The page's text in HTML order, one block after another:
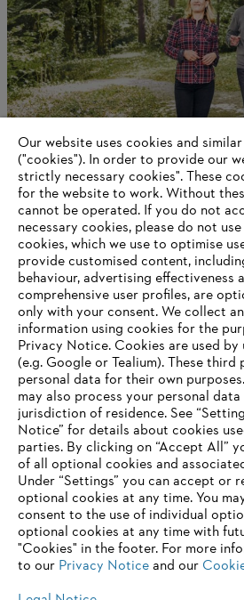
Świat marki STIHL
Information for suppliers
Products
Contact
Career
Whistleblower system
Our website uses cookies and
("cookies"). In order to provide our
strictly necessary cookies". These
for the website to work. Without
‎cannot be operated.‎ If you do not
necessary cookies, please do not
cookies, which we use to optimise
provide customised content,
behaviour, advertising effectiveness
comprehensive user profiles, are
only with your consent. We collect
information using cookies for the
Privacy Notice. Cookies are used
(e.g. Google or Tealium). These third
personal data for their own
may also process your personal
jurisdiction of residence. See
Notice” for details about cookies
parties. By clicking on “Accept All”
of all optional cookies and
Under “Settings” you can accept or
optional cookies at any time. You
consent to the use of individual
optional cookies at any time with
"Cookies" in the footer. For more
to our Privacy Noticeand our